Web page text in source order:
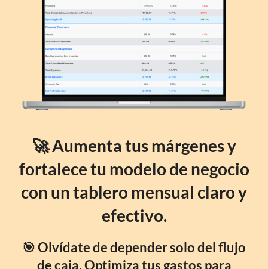
🚀 Aumenta tus márgenes y
fortalece tu modelo de negocio
con un tablero mensual claro y
efectivo.
🎯 Olvídate de depender solo del flujo
de caja. Optimiza tus gastos para